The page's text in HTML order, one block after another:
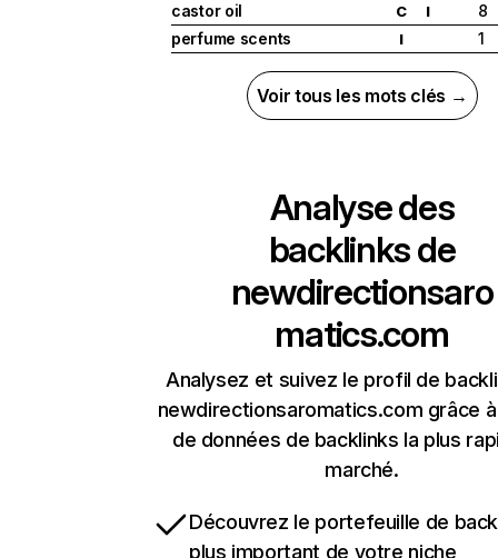
castor oil
C I
8
perfume scents
I 1
Voir tous les mots clés →
Analyse des
backlinks de
newdirectionsaro
matics.com
Analysez et suivez le profil de
newdirectionsaromatics.com grâce
de données de backlinks la plus
marché.
Découvrez le portefeuille de
plus important de votre niche